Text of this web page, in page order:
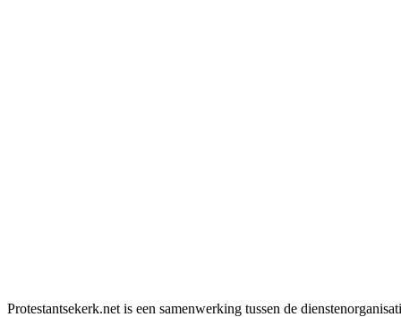
Protestantsekerk.net is een samenwerking tussen de